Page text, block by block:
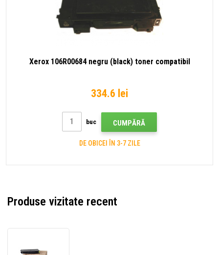
Xerox 106R00684 negru (black) toner compatibil
334.6 lei
buc CUMPĂRĂ
DE OBICEI ÎN 3-7 ZILE
Produse vizitate recent